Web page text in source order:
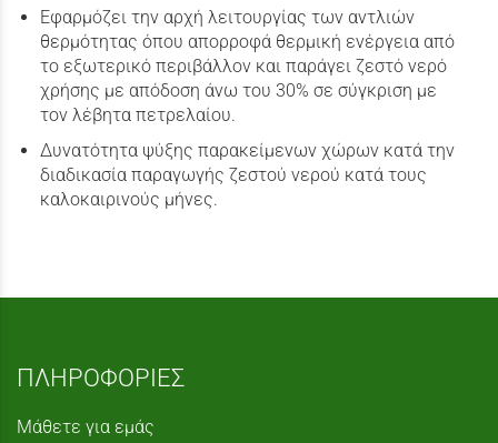
Εφαρμόζει την αρχή λειτουργίας των αντλιών
θερμότητας όπου απορροφά θερμική ενέργεια από
το εξωτερικό περιβάλλον και παράγει ζεστό νερό
χρήσης με απόδοση άνω του 30% σε σύγκριση με
τον λέβητα πετρελαίου.
Δυνατότητα ψύξης παρακείμενων χώρων κατά την
διαδικασία παραγωγής ζεστού νερού κατά τους
καλοκαιρινούς μήνες.
ΠΛΗΡΟΦΟΡΙΕΣ
Μάθετε για εμάς